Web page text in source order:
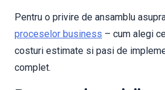
Pentru o privire de ansamblu
proceselor business – cum alegi
costuri estimate si pasi de
complet.